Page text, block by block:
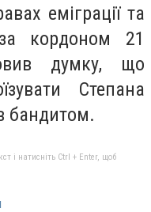
еміграції та
кордоном 21
думку, що
Степана
бандитом.
і натисніть Ctrl + Enter, щоб